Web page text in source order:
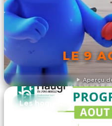
Aperçu
LE 9
Les hogues